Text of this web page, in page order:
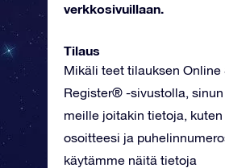
verkkosivuillaan.
Tilaus
Mikäli teet tilauksen Online
Register® -sivustolla,
meille joitakin tietoja, kuten
osoitteesi ja
käytämme näitä tietoja